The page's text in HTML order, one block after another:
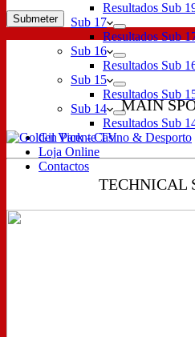
Resultados Sub
Sub 17
Resultados Sub
Sub 16
Resultados Sub
Sub 15
Resultados Sub
Sub 14
Resultados Sub
Gil Vicente TV
Loja Online
Contactos
MAIN
TECHNICAL